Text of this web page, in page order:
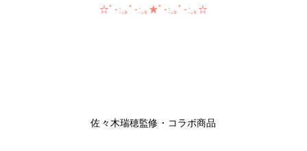
☆ﾟ･:,｡ﾟ･:,｡★ﾟ･:,｡ﾟ･:,｡☆
佐々木瑞穂監修・コラボ商品